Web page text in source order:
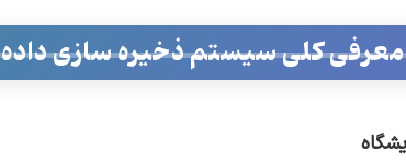
معرفی کلی سیستم ذخیره سازی داده